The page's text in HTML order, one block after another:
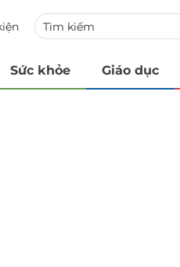
Sức khỏe Giáo dục